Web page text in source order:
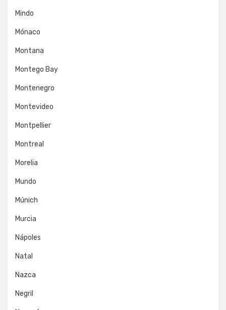
Mindo
Mónaco
Montana
Montego Bay
Montenegro
Montevideo
Montpellier
Montreal
Morelia
Mundo
Múnich
Murcia
Nápoles
Natal
Nazca
Negril